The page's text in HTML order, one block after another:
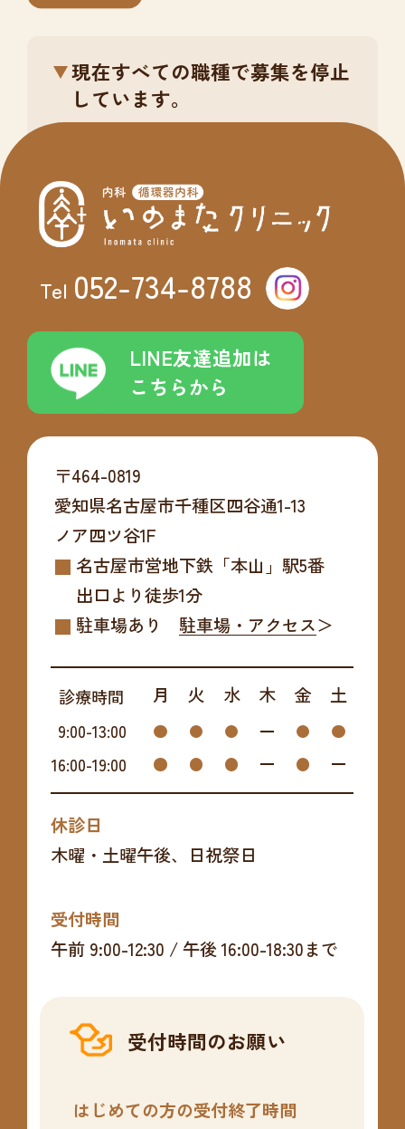
現在すべての職種で募集を停止
しています。
Tel 052-734-8788
LINE友達追加は
こちらから
〒464-0819
愛知県名古屋市千種区四谷通1-13
ノア四ツ谷1F
名古屋市営地下鉄「本山」駅5番
出口より徒歩1分
駐車場あり
駐車場・アクセス
診療時間 月 火 水 木 金 土
9:00-13:00
16:00-19:00
休診日
木曜・土曜午後、日祝祭日
受付時間
午前 9:00-12:30 / 午後 16:00-18:30まで
受付時間のお願い
はじめての方の受付終了時間